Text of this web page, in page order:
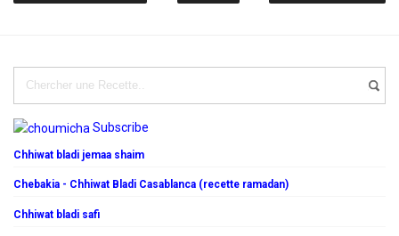
Subscribe
Chhiwat bladi jemaa shaim
Chebakia - Chhiwat Bladi Casablanca (recette ramadan)
Chhiwat bladi safi